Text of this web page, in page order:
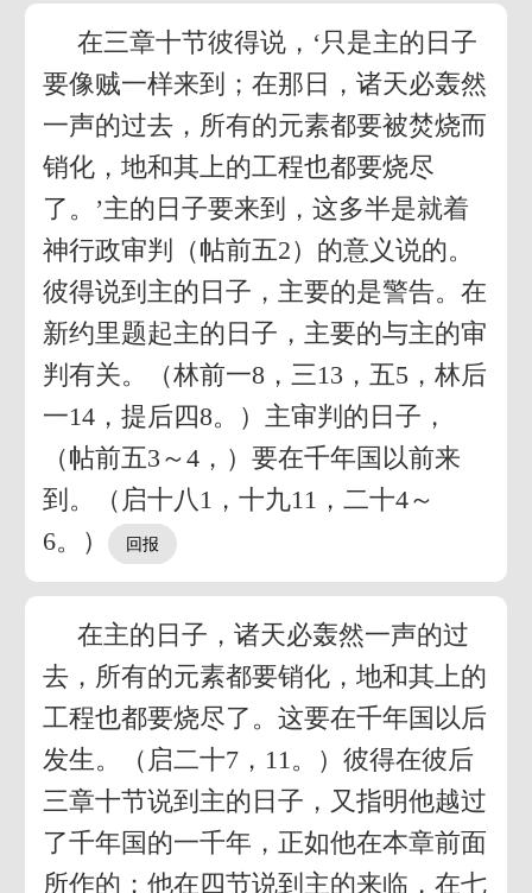
在三章十节彼得说，‘只是主的日子
要像贼一样来到；在那日，诸天必轰然
一声的过去，所有的元素都要被焚烧而
销化，地和其上的工程也都要烧尽
了。’主的日子要来到，这多半是就着
神行政审判（帖前五2）的意义说的。
彼得说到主的日子，主要的是警告。在
新约里题起主的日子，主要的与主的审
判有关。（林前一8，三13，五5，林后
一14，提后四8。）主审判的日子，
（帖前五3～4，）要在千年国以前来
到。（启十八1，十九11，二十4～
6。）
在主的日子，诸天必轰然一声的过
去，所有的元素都要销化，地和其上的
工程也都要烧尽了。这要在千年国以后
发生。（启二十7，11。）彼得在彼后
三章十节说到主的日子，又指明他越过
了千年国的一千年，正如他在本章前面
所作的；他在四节说到主的来临，在七